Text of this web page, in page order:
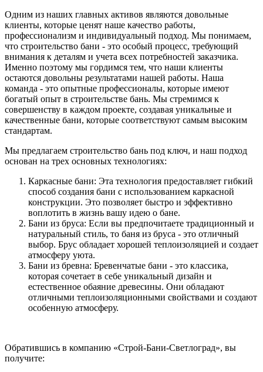
Одним из наших главных активов являются довольные
клиенты, которые ценят наше качество работы,
профессионализм и индивидуальный подход. Мы понимаем,
что строительство бани - это особый процесс, требующий
внимания к деталям и учета всех потребностей заказчика.
Именно поэтому мы гордимся тем, что наши клиенты
остаются довольны результатами нашей работы. Наша
команда - это опытные профессионалы, которые имеют
богатый опыт в строительстве бань. Мы стремимся к
совершенству в каждом проекте, создавая уникальные и
качественные бани, которые соответствуют самым высоким
стандартам.
Мы предлагаем строительство бань под ключ, и наш подход
основан на трех основных технологиях:
Каркасные бани: Эта технология предоставляет гибкий
способ создания бани с использованием каркасной
конструкции. Это позволяет быстро и эффективно
воплотить в жизнь вашу идею о бане.
Бани из бруса: Если вы предпочитаете традиционный и
натуральный стиль, то баня из бруса - это отличный
выбор. Брус обладает хорошей теплоизоляцией и создает
атмосферу уюта.
Бани из бревна: Бревенчатые бани - это классика,
которая сочетает в себе уникальный дизайн и
естественное обаяние древесины. Они обладают
отличными теплоизоляционными свойствами и создают
особенную атмосферу.
Обратившись в компанию «Строй-Бани-Светлоград», вы
получите: